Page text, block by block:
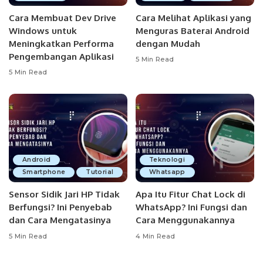
Cara Membuat Dev Drive
Windows untuk
Meningkatkan Performa
Pengembangan Aplikasi
5 Min Read
Cara Melihat Aplikasi yang
Menguras Baterai Android
dengan Mudah
5 Min Read
Android
Smartphone
Tutorial
Sensor Sidik Jari HP Tidak
Berfungsi? Ini Penyebab
dan Cara Mengatasinya
5 Min Read
Teknologi
Whatsapp
Apa Itu Fitur Chat Lock di
WhatsApp? Ini Fungsi dan
Cara Menggunakannya
4 Min Read